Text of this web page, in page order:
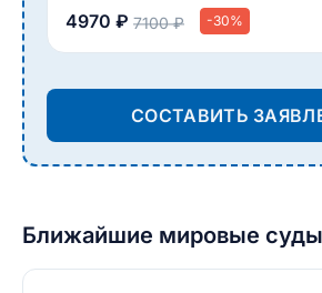
4970 ₽ 7100 ₽ -30%
СОСТАВИТЬ
Ближайшие мировые суды